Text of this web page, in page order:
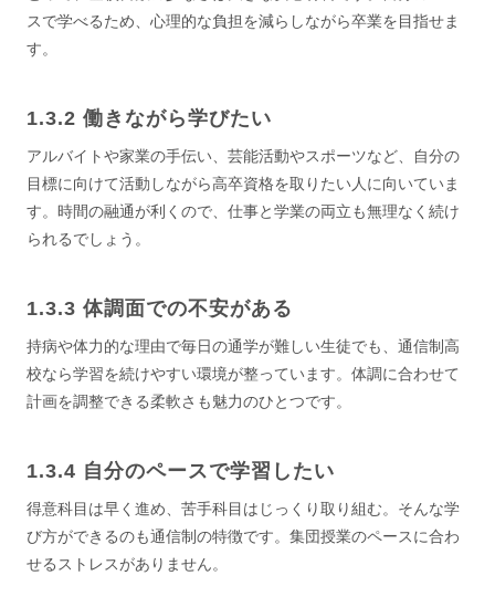
スで学べるため、心理的な負担を減らしながら卒業を目指せま
す。
働きながら学びたい
アルバイトや家業の手伝い、芸能活動やスポーツなど、自分の
目標に向けて活動しながら高卒資格を取りたい人に向いていま
す。時間の融通が利くので、仕事と学業の両立も無理なく続け
られるでしょう。
体調面での不安がある
持病や体力的な理由で毎日の通学が難しい生徒でも、通信制高
校なら学習を続けやすい環境が整っています。体調に合わせて
計画を調整できる柔軟さも魅力のひとつです。
自分のペースで学習したい
得意科目は早く進め、苦手科目はじっくり取り組む。そんな学
び方ができるのも通信制の特徴です。集団授業のペースに合わ
せるストレスがありません。